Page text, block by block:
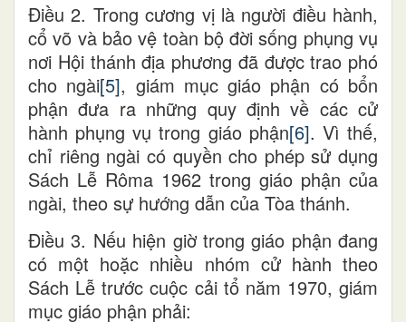
Điều 2. Trong cương vị là người điều hành,
cổ võ và bảo vệ toàn bộ đời sống phụng vụ
nơi Hội thánh địa phương đã được trao phó
cho ngài[5], giám mục giáo phận có bổn
phận đưa ra những quy định về các cử
hành phụng vụ trong giáo phận[6]. Vì thế,
chỉ riêng ngài có quyền cho phép sử dụng
Sách Lễ Rôma 1962 trong giáo phận của
ngài, theo sự hướng dẫn của Tòa thánh.
Điều 3. Nếu hiện giờ trong giáo phận đang
có một hoặc nhiều nhóm cử hành theo
Sách Lễ trước cuộc cải tổ năm 1970, giám
mục giáo phận phải: